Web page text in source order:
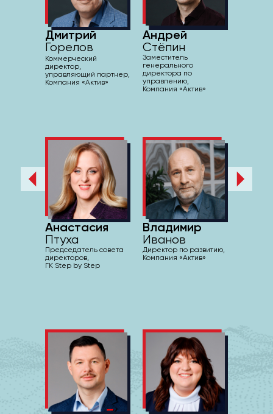
Владимир
Иванов
Директор по развитию,
Компания «Актив»
Анастасия
Птуха
Председатель совета
директоров,
ГК Step by Step
Дмитрий
Горелов
Коммерческий
директор,
управляющий партнер,
Компания «Актив»
Андрей
Стёпин
Заместитель
генерального
директора по
управлению,
Компания «Актив»